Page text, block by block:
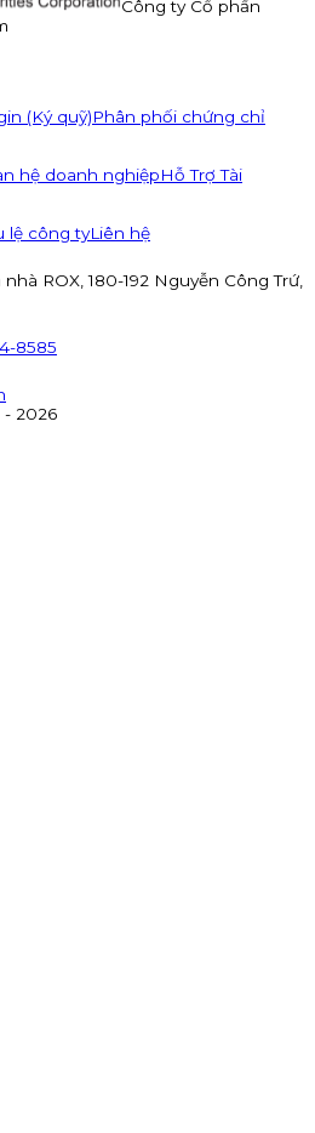
Công ty Cổ phần
(Ký quỹ)Phân phối chứng chỉ
hệ doanh nghiệpHỗ Trợ Tài
lệ công tyLiên hệ
nhà ROX, 180-192 Nguyễn Công Trứ,
8585
- 2026